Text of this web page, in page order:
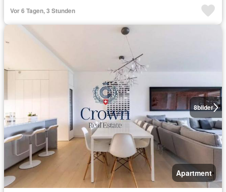
Vor 6 Tagen, 3 Stunden
8bilder
Apartment